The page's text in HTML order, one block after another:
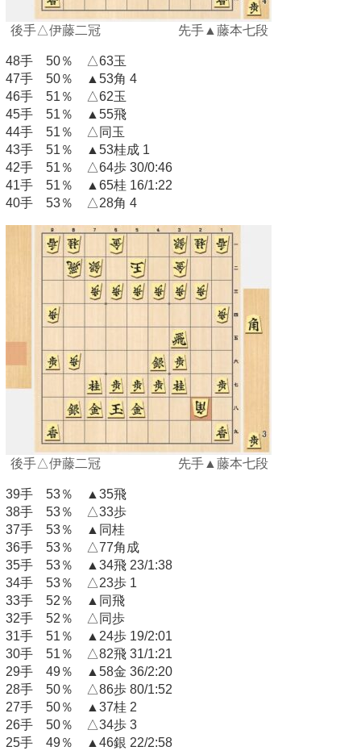
後手△伊藤二冠 先手▲藤本七段
48手 50％ △63玉
47手 50％ ▲53角 4
46手 51％ △62玉
45手 51％ ▲55飛
44手 51％ △同玉
43手 51％ ▲53桂成 1
42手 51％ △64歩 30/0:46
41手 51％ ▲65桂 16/1:22
40手 53％ △28角 4
後手△伊藤二冠 先手▲藤本七段
39手 53％ ▲35飛
38手 53％ △33歩
37手 53％ ▲同桂
36手 53％ △77角成
35手 53％ ▲34飛 23/1:38
34手 53％ △23歩 1
33手 52％ ▲同飛
32手 52％ △同歩
31手 51％ ▲24歩 19/2:01
30手 51％ △82飛 31/1:21
29手 49％ ▲58金 36/2:20
28手 50％ △86歩 80/1:52
27手 50％ ▲37桂 2
26手 50％ △34歩 3
25手 49％ ▲46銀 22/2:58